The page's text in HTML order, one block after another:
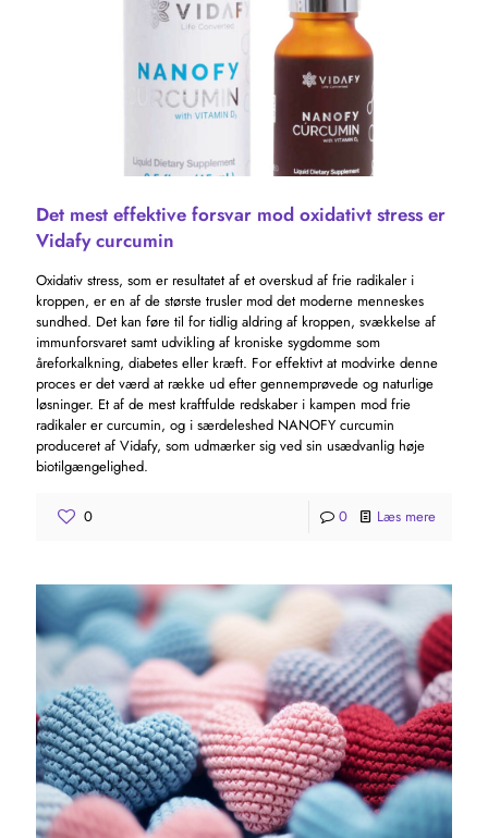
Det mest effektive forsvar mod oxidativt stress er
Vidafy curcumin
Oxidativ stress, som er resultatet af et overskud af frie radikaler i
kroppen, er en af ​​de største trusler mod det moderne menneskes
sundhed. Det kan føre til for tidlig aldring af kroppen, svækkelse af
immunforsvaret samt udvikling af kroniske sygdomme som
åreforkalkning, diabetes eller kræft. For effektivt at modvirke denne
proces er det værd at række ud efter gennemprøvede og naturlige
løsninger. Et af de mest kraftfulde redskaber i kampen mod frie
radikaler er curcumin, og i særdeleshed NANOFY curcumin
produceret af Vidafy, som udmærker sig ved sin usædvanlig høje
biotilgængelighed.
0 0 Læs mere